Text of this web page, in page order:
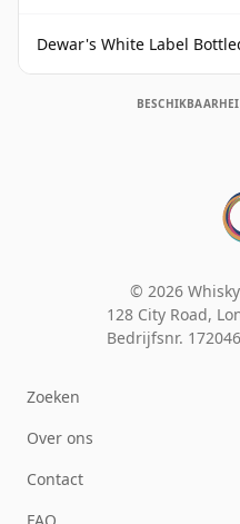
Dewar's White Label
© 2026
128 City Road,
Bedrijfsnr.
Zoeken
Over ons
Contact